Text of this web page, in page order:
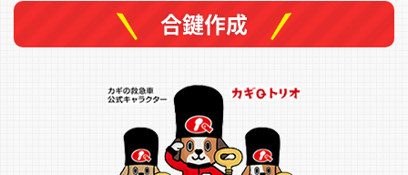
合鍵作成